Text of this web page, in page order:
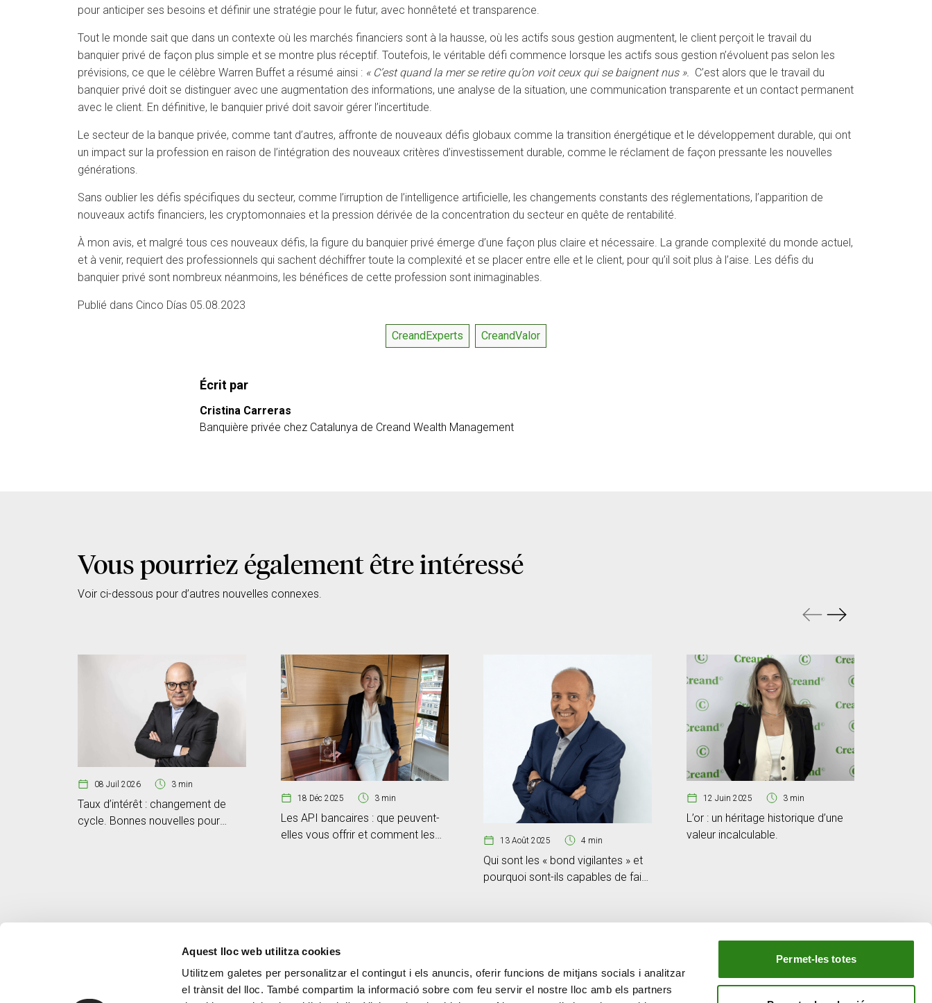
Aquest lloc web utilitza cookies
Utilitzem galetes per personalitzar el contingut i els anuncis, oferir funcions de mitjans socials i analitzar
el trànsit del lloc. També compartim la informació sobre com feu servir el nostre lloc amb els partners
Permet-les totes
pour anticiper ses besoins et définir une stratégie pour le futur, avec honnêteté et transparence.
Tout le monde sait que dans un contexte où les marchés financiers sont à la hausse, où les actifs sous gestion augmentent, le client perçoit le travail du
banquier privé de façon plus simple et se montre plus réceptif. Toutefois, le véritable défi commence lorsque les actifs sous gestion n’évoluent pas selon les
prévisions, ce que le célèbre Warren Buffet a résumé ainsi : « C’est quand la mer se retire qu’on voit ceux qui se baignent nus ». C’est alors que le travail du
banquier privé doit se distinguer avec une augmentation des informations, une analyse de la situation, une communication transparente et un contact permanent
avec le client. En définitive, le banquier privé doit savoir gérer l’incertitude.
Le secteur de la banque privée, comme tant d’autres, affronte de nouveaux défis globaux comme la transition énergétique et le développement durable, qui ont
un impact sur la profession en raison de l’intégration des nouveaux critères d’investissement durable, comme le réclament de façon pressante les nouvelles
générations.
Sans oublier les défis spécifiques du secteur, comme l’irruption de l’intelligence artificielle, les changements constants des réglementations, l’apparition de
nouveaux actifs financiers, les cryptomonnaies et la pression dérivée de la concentration du secteur en quête de rentabilité.
À mon avis, et malgré tous ces nouveaux défis, la figure du banquier privé émerge d’une façon plus claire et nécessaire. La grande complexité du monde actuel,
et à venir, requiert des professionnels qui sachent déchiffrer toute la complexité et se placer entre elle et le client, pour qu’il soit plus à l’aise. Les défis du
banquier privé sont nombreux néanmoins, les bénéfices de cette profession sont inimaginables.
Publié dans Cinco Días 05.08.2023
CreandExperts CreandValor
Écrit par
Cristina Carreras
Banquière privée chez Catalunya de Creand Wealth Management
Vous pourriez également être intéressé
Voir ci-dessous pour d’autres nouvelles connexes.
08 Juil 2026 3 min
Taux d’intérêt : changement de
cycle. Bonnes nouvelles pour
18 Déc 2025 3 min
Les API bancaires : que peuvent-
elles vous offrir et comment les
13 Août 2025 4 min
Qui sont les « bond vigilantes » et
pourquoi sont-ils capables de faire
12 Juin 2025 3 min
L’or : un héritage historique d’une
valeur incalculable.
Contact
+376 88 88 88
PLUS CREAND
Gouvernance d'entreprise
NOTRE GROUPE